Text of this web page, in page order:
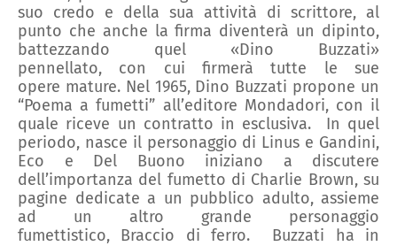
suo credo e della sua attività di scrittore, al
punto che anche la firma diventerà un dipinto,
battezzando quel «Dino Buzzati»
pennellato, con cui firmeràtutte le sue
opere mature. Nel 1965, Dino Buzzati propone un
“Poema a fumetti” all’editore Mondadori, con il
quale riceve un contratto in esclusiva. In quel
periodo, nasce il personaggio di Linus e Gandini,
Eco e Del Buono iniziano a discutere
dell’importanza del fumetto di Charlie Brown, su
pagine dedicate a un pubblico adulto, assieme
ad un altro grande personaggio
fumettistico, Braccio di ferro. Buzzati ha in